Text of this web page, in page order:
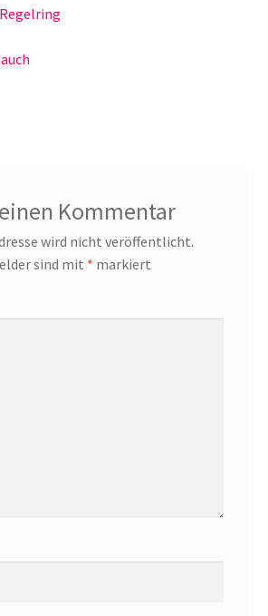
Kommentar
wird nicht veröffentlicht.
sind mit * markiert